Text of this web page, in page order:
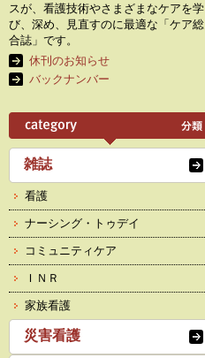
スが、看護技術やさまざまなケアを学
び、深め、見直すのに最適な「ケア総
合誌」です。
休刊のお知らせ
バックナンバー
雑誌
看護
ナーシング・トゥデイ
コミュニティケア
ＩＮＲ
家族看護
災害看護